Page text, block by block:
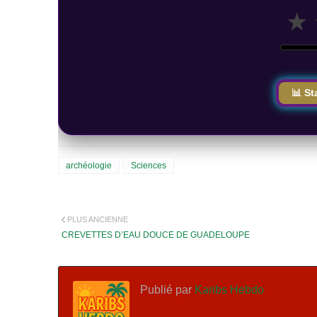
★
📊
archéologie Sciences
PLUS ANCIENNE
CREVETTES D’EAU DOUCE DE GUADELOUPE
Publié par Karibs Hebdo